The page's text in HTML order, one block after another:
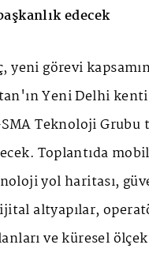
edecek
yeni görevi
Yeni Delhi
Teknoloji Grubu
Toplantıda
yol haritası,
altyapılar,
ve küresel